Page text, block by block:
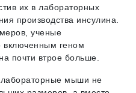
их в лабораторных
производства инсулина.
ученые
включенным геном
почти втрое больше.
мыши не